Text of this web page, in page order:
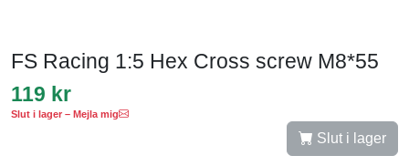
FS Racing 1:5 Hex Cross screw M8*55
119 kr
Slut i lager – Mejla mig
Slut i lager